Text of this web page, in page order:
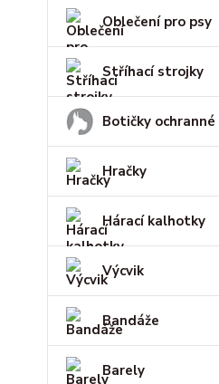
Oblečení pro psy
Stříhací strojky
Botičky ochranné
Hračky
Hárací kalhotky
Výcvik
Bandáže
Barely